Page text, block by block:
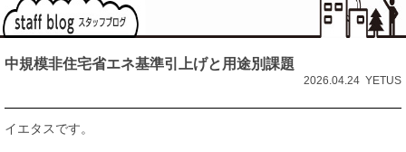
中規模非住宅省エネ基準引上げと用途別課題
2026.04.24 YETUS
イエタスです。